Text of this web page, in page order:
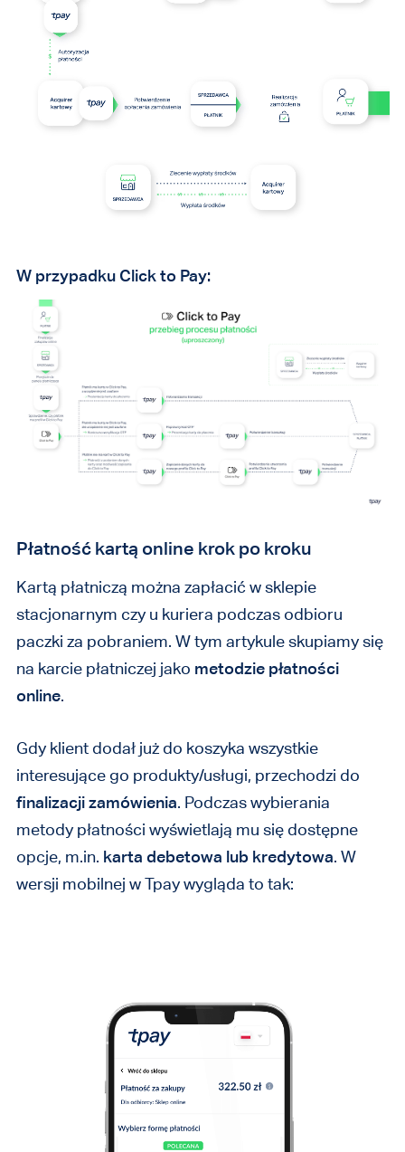
W przypadku Click to Pay:
Płatność kartą online krok po kroku
Kartą płatniczą można zapłacić w sklepie
stacjonarnym czy u kuriera podczas odbioru
paczki za pobraniem. W tym artykule skupiamy się
na karcie płatniczej jako metodzie płatności
online.
Gdy klient dodał już do koszyka wszystkie
interesujące go produkty/usługi, przechodzi do
finalizacji zamówienia. Podczas wybierania
metody płatności wyświetlają mu się dostępne
opcje, m.in. karta debetowa lub kredytowa. W
wersji mobilnej w Tpay wygląda to tak: